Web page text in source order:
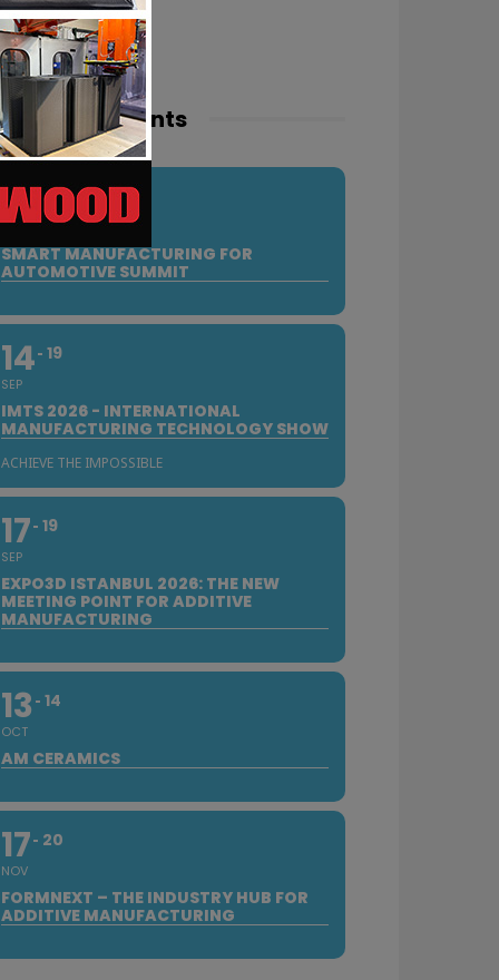
events
10
SEP
SMART MANUFACTURING FOR
AUTOMOTIVE SUMMIT
14
SEP
19
IMTS 2026 - INTERNATIONAL
MANUFACTURING TECHNOLOGY SHOW
ACHIEVE THE IMPOSSIBLE
17
SEP
19
EXPO3D ISTANBUL 2026: THE NEW
MEETING POINT FOR ADDITIVE
MANUFACTURING
13
OCT
14
AM CERAMICS
17
NOV
20
FORMNEXT – THE INDUSTRY HUB FOR
ADDITIVE MANUFACTURING